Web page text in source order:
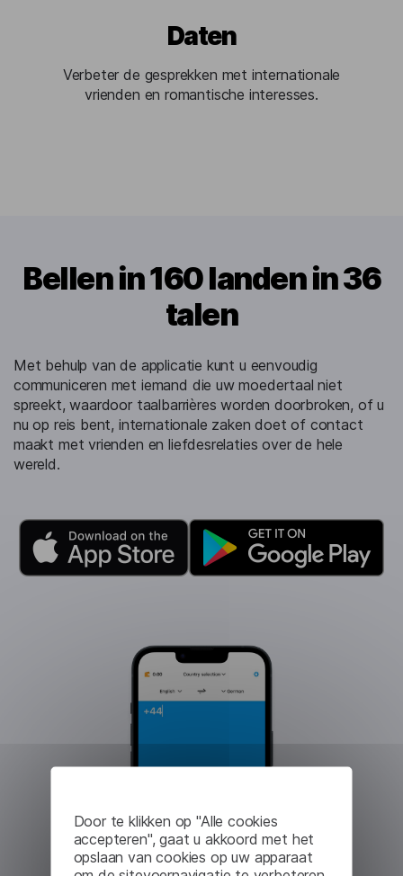
Door te klikken op "Alle cookies
accepteren", gaat u akkoord met het
opslaan van cookies op uw apparaat
Daten
Verbeter de gesprekken met internationale
vrienden en romantische interesses.
Bellen in 160 landen in 36
talen
Met behulp van de applicatie kunt u eenvoudig
communiceren met iemand die uw moedertaal niet
spreekt, waardoor taalbarrières worden doorbroken, of u
nu op reis bent, internationale zaken doet of contact
maakt met vrienden en liefdesrelaties over de hele
wereld.